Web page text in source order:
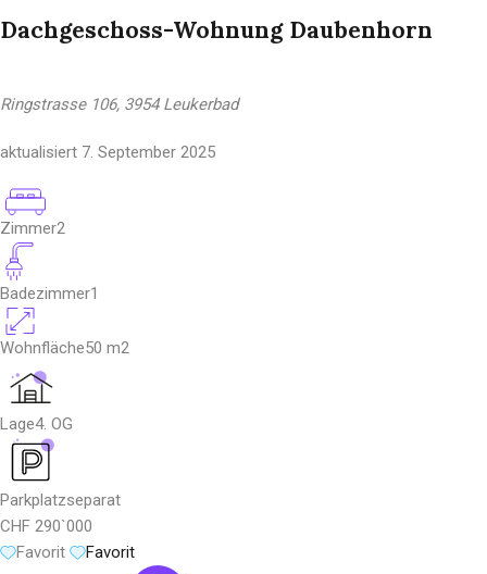
Dachgeschoss-Wohnung Daubenhorn
Ringstrasse 106, 3954 Leukerbad
aktualisiert 7. September 2025
Zimmer2
Badezimmer1
Wohnfläche50 m2
Lage4. OG
Parkplatzseparat
CHF 290`000
Favorit
Favorit